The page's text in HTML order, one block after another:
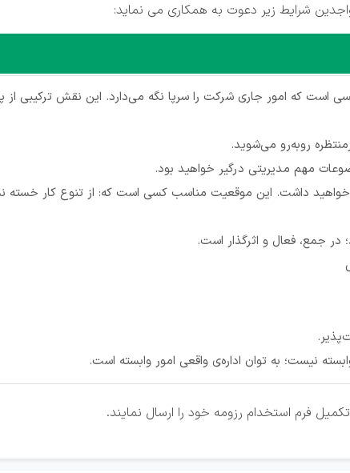
شرایط زیر دعوت به همکاری می نماید:
است که امور جاری شرکت را سرپا نگه می‌دارد. این نقش ترکیبی
روبه‌رو می‌شوید.
مهم مدیریتی درگیر خواهید بود.
خواهید داشت. این موقعیت مناسب کسی است که: از تنوع کار خسته
در جمع، فعال و اثرگذار است.
نیست؛ به توان اداره‌ی واقعی امور وابسته است.
فرم استخدام رزومه خود را ارسال نمایند.